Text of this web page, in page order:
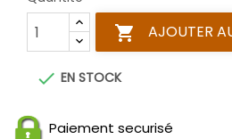
 AJOUTER
 EN STOCK
Paiement securisé